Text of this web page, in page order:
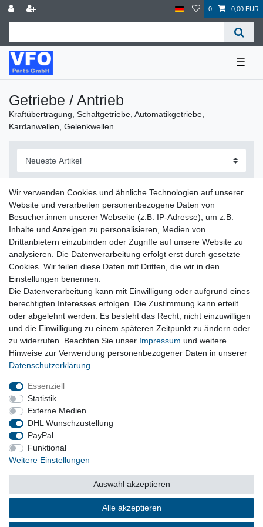
0 0,00 EUR
☰
Getriebe / Antrieb
Kraftübertragung, Schaltgetriebe, Automatikgetriebe,
Kardanwellen, Gelenkwellen
Filter
Kraftübertragung, Schaltgetriebe, Automatikgetriebe,
Kardanwellen, Gelenkwellen
Vertrag widerrufen
Impressum
Barrierefreiheitserklärung
Vertrag widerrufen
© Copyright 2026 | Alle Rechte vorbehalten.
Wir verwenden Cookies und ähnliche Technologien auf unserer
Website und verarbeiten personenbezogene Daten von
Besucher:innen unserer Webseite (z.B. IP-Adresse), um z.B.
Inhalte und Anzeigen zu personalisieren, Medien von
Drittanbietern einzubinden oder Zugriffe auf unsere Website zu
analysieren. Die Datenverarbeitung erfolgt erst durch gesetzte
Cookies. Wir teilen diese Daten mit Dritten, die wir in den
Einstellungen benennen.
Die Datenverarbeitung kann mit Einwilligung oder aufgrund eines
berechtigten Interesses erfolgen. Die Zustimmung kann erteilt
oder abgelehnt werden. Es besteht das Recht, nicht einzuwilligen
und die Einwilligung zu einem späteren Zeitpunkt zu ändern oder
zu widerrufen. Beachten Sie unser Impressum und weitere
Hinweise zur Verwendung personenbezogener Daten in unserer
Daten­schutz­erklärung
Essenziell
Statistik
Externe Medien
DHL Wunschzustellung
PayPal
Funktional
Weitere Einstellungen
Alle akzeptieren
Auswahl akzeptieren